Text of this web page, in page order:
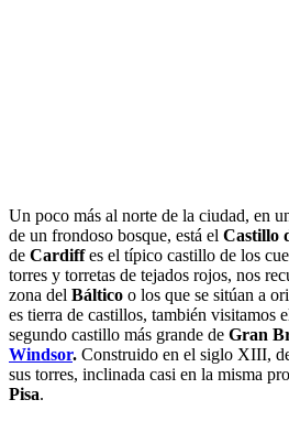
Un poco más al norte de la ciudad, en
de un frondoso bosque, está el Castillo
de Cardiffes el típico castillo de los
torres y torretas de tejados rojos, nos
zona del Báltico o los que se sitúan a
es tierra de castillos, también visitamos
segundo castillo más grande de Gran
Windsor. Construido en el siglo XIII,
sus torres, inclinada casi en la misma
Pisa.